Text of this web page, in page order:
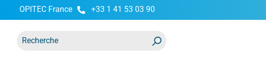
Passer à la navigation principale
OPITEC France +33 1 41 53 03 90